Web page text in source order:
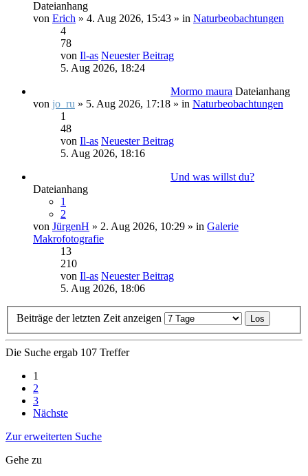
Dateianhang
von Erich » 4. Aug 2026, 15:43 » in Naturbeobachtungen
4
78
von Il-as Neuester Beitrag
5. Aug 2026, 18:24
Mormo maura Dateianhang
von jo_ru » 5. Aug 2026, 17:18 » in Naturbeobachtungen
1
48
von Il-as Neuester Beitrag
5. Aug 2026, 18:16
Und was willst du?
Dateianhang
1
2
von JürgenH » 2. Aug 2026, 10:29 » in Galerie
Makrofotografie
13
210
von Il-as Neuester Beitrag
5. Aug 2026, 18:06
Beiträge der letzten Zeit anzeigen
Die Suche ergab 107 Treffer
1
2
3
Nächste
Zur erweiterten Suche
Gehe zu